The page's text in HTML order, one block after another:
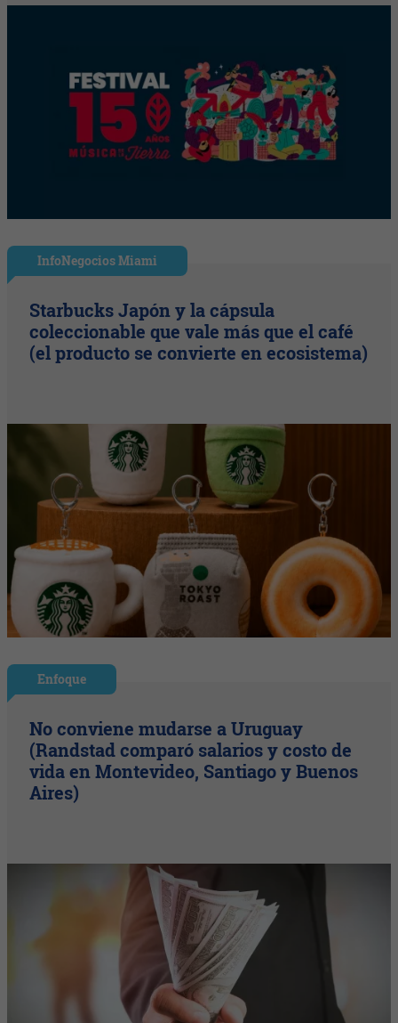
InfoNegocios Miami
Starbucks Japón y la cápsula
coleccionable que vale más que el café
(el producto se convierte en ecosistema)
Enfoque
No conviene mudarse a Uruguay
(Randstad comparó salarios y costo de
vida en Montevideo, Santiago y Buenos
Aires)